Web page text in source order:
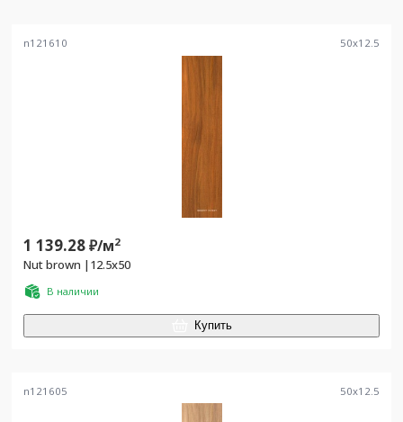
n121610 50x12.5
1 139.28₽/м2
Nut brown |12.5x50
В наличии
Купить
n121605 50x12.5